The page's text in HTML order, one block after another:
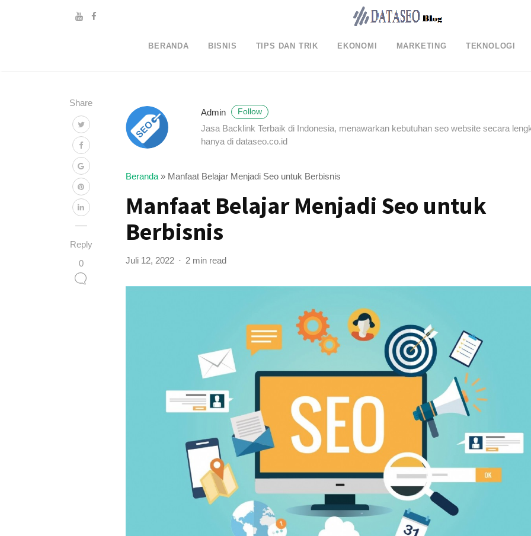
BERANDA BISNIS TIPS DAN TRIK EKONOMI MARKETING TEKNOLOGI
Share
Reply
0
Admin Follow
Jasa Backlink Terbaik di Indonesia, menawarkan kebutuhan seo website secara
hanya di dataseo.co.id
Beranda» Manfaat Belajar Menjadi Seo untuk Berbisnis
Manfaat Belajar Menjadi Seo untuk
Berbisnis
Juli 12, 2022 2 min read